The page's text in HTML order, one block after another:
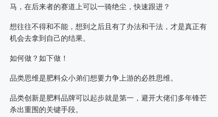
马，在后来者的赛道上可以一骑绝尘，快速跟进？
想往往不得和不能，想到之后且有了办法和干法，才是真正有
机会去拿到自己的结果。
如何做？如下做！
品类思维是肥料众小弟们想要力争上游的必胜思维。
品类创新是肥料品牌可以起步就是第一，避开大佬们多年锋芒
杀出重围的关键手段。